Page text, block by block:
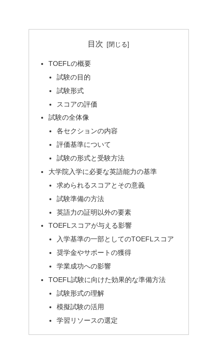
目次
TOEFLの概要
試験の目的
試験形式
スコアの評価
試験の全体像
各セクションの内容
評価基準について
試験の形式と受験方法
大学院入学に必要な英語能力の基準
求められるスコアとその意義
試験準備の方法
英語力の証明以外の要素
TOEFLスコアが与える影響
入学基準の一部としてのTOEFLスコア
奨学金やサポートの獲得
学業成功への影響
TOEFL試験に向けた効果的な準備方法
試験形式の理解
模擬試験の活用
学習リソースの選定